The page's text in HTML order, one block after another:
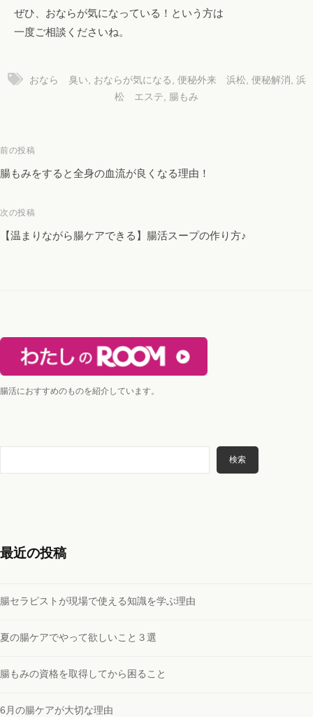
ぜひ、おならが気になっている！という方は
一度ご相談くださいね。
おなら 臭い, おならが気になる , 便秘外来 浜松, 便秘解消, 浜
松 エステ, 腸もみ
投
稿
ビ
ゲ
前の投稿
腸もみをすると全身の血流が良くなる理由！
次の投稿
【温まりながら腸ケアできる】腸活スープの作り方♪
腸活におすすめのものを紹介しています。
検索
最近の投稿
腸セラピストが現場で使える知識を学ぶ理由
夏の腸ケアでやって欲しいこと３選
腸もみの資格を取得してから困ること
6月の腸ケアが大切な理由